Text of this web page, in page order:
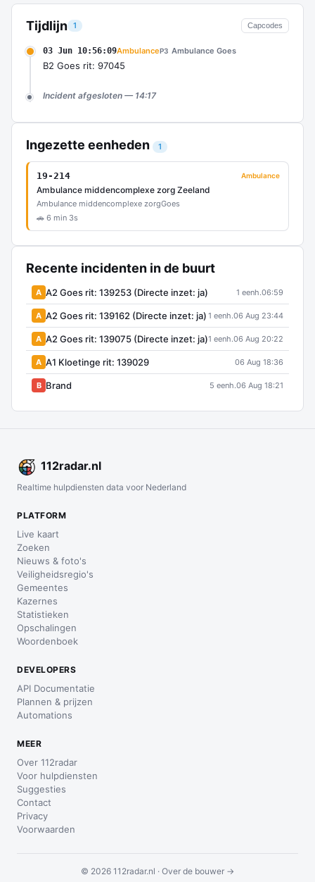
Tijdlijn 1 Capcodes
03 Jun 10:56:09AmbulanceP3 Ambulance Goes
B2 Goes rit: 97045
Incident afgesloten — 14:17
Ingezette eenheden 1
19-214 Ambulance
Ambulance middencomplexe zorg Zeeland
Ambulance middencomplexe zorgGoes
🚗 6 min 3s
Recente incidenten in de buurt
A A2 Goes rit: 139253 (Directe inzet: ja) 1 eenh.06:59
A A2 Goes rit: 139162 (Directe inzet: ja) 1 eenh.06 Aug 23:44
A A2 Goes rit: 139075 (Directe inzet: ja)1 eenh.06 Aug 20:22
A A1 Kloetinge rit: 139029 06 Aug 18:36
B Brand 5 eenh.06 Aug 18:21
112radar.nl
Realtime hulpdiensten data voor Nederland
PLATFORM
Live kaart
Zoeken
Nieuws & foto's
Veiligheidsregio's
Gemeentes
Kazernes
Statistieken
Opschalingen
Woordenboek
DEVELOPERS
API Documentatie
Plannen & prijzen
Automations
MEER
Over 112radar
Voor hulpdiensten
Suggesties
Contact
Privacy
Voorwaarden
© 2026 112radar.nl · Over de bouwer →